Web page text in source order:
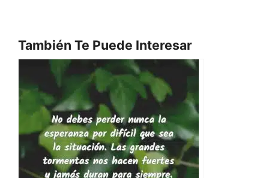
También Te Puede Interesar